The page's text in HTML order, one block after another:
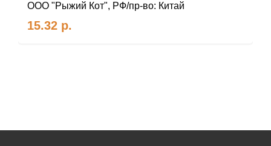
ООО "Рыжий Кот", РФ/пр-во: Китай
15.32 р.